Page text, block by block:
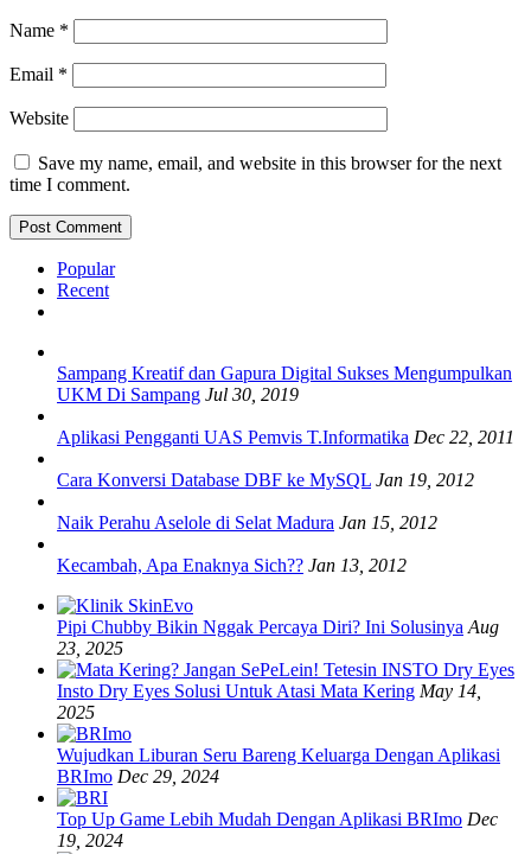
Name *
Email *
Website
Save my name, email, and website in this browser for the next
time I comment.
Popular
Recent
Sampang Kreatif dan Gapura Digital Sukses Mengumpulkan
UKM Di Sampang Jul 30, 2019
Aplikasi Pengganti UAS Pemvis T.Informatika Dec 22, 2011
Cara Konversi Database DBF ke MySQL Jan 19, 2012
Naik Perahu Aselole di Selat Madura Jan 15, 2012
Kecambah, Apa Enaknya Sich?? Jan 13, 2012
Pipi Chubby Bikin Nggak Percaya Diri? Ini Solusinya Aug
23, 2025
Insto Dry Eyes Solusi Untuk Atasi Mata Kering May 14,
2025
Wujudkan Liburan Seru Bareng Keluarga Dengan Aplikasi
BRImo Dec 29, 2024
Top Up Game Lebih Mudah Dengan Aplikasi BRImo Dec
19, 2024